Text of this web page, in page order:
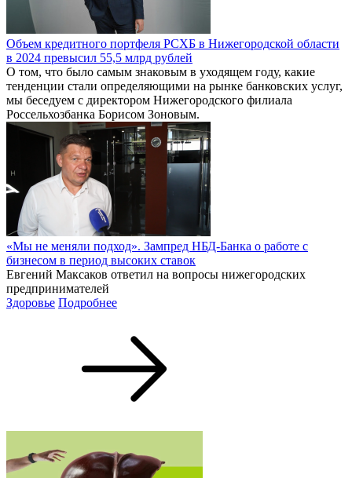
Объем кредитного портфеля РСХБ в Нижегородской области
в 2024 превысил 55,5 млрд рублей
О том, что было самым знаковым в уходящем году, какие
тенденции стали определяющими на рынке банковских услуг,
мы беседуем с директором Нижегородского филиала
Россельхозбанка Борисом Зоновым.
«Мы не меняли подход». Зампред НБД-Банка о работе с
бизнесом в период высоких ставок
Евгений Максаков ответил на вопросы нижегородских
предпринимателей
Здоровье Подробнее